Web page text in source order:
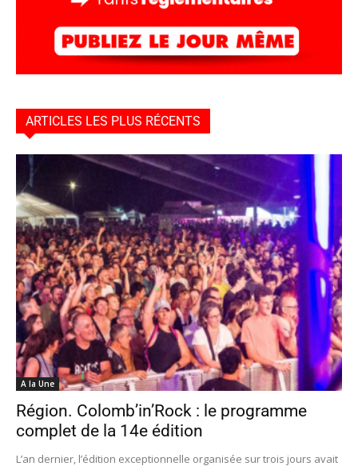
ARTICLES LES PLUS RÉCENTS
A la Une
Région. Colomb’in’Rock : le programme
complet de la 14e édition
L’an dernier, l’édition exceptionnelle organisée sur trois jours avait